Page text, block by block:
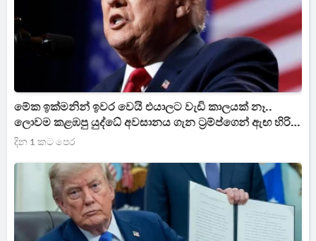
මේක ඉක්මනින් ඉවර වෙයි එයාලට වැඩි කාලයක් නෑ..
ලොවම කළඹපු යුද්ධේ අවසානය ගැන ට්‍රම්ප්ගෙන් ඇඟ හිරි
වැටෙන ප්‍රකාශයක්
දින 1 කට පෙර